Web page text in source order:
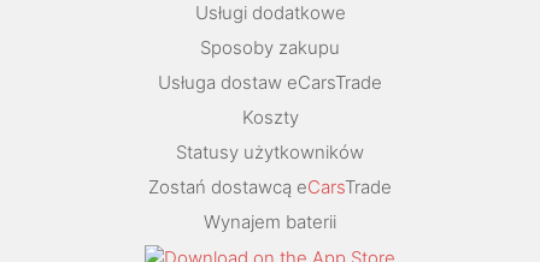
Usługi dodatkowe
Sposoby zakupu
Usługa dostaw eCarsTrade
Koszty
Statusy użytkowników
Zostań dostawcą eCarsTrade
Wynajem baterii